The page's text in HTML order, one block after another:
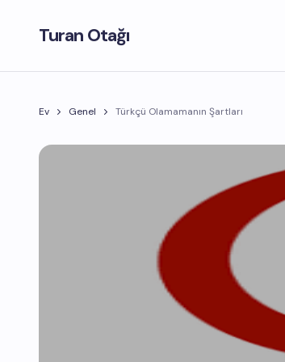
Turan Otağı
Ev Genel Türkçü Olamamanın Şartları